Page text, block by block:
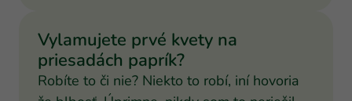
Vylamujete prvé kvety na
priesadách paprík?
Robíte to či nie? Niekto to robí, iní hovoria